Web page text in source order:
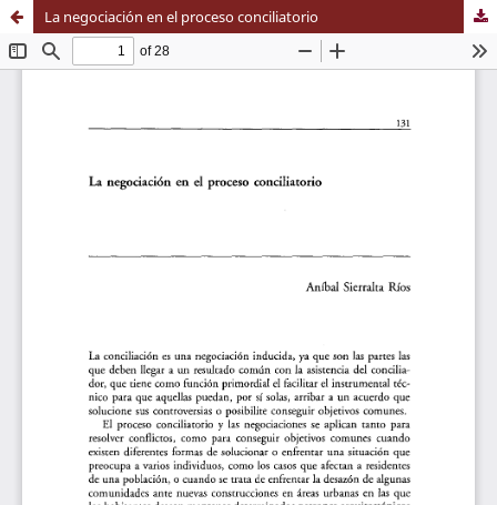
La negociación en el proceso conciliatorio